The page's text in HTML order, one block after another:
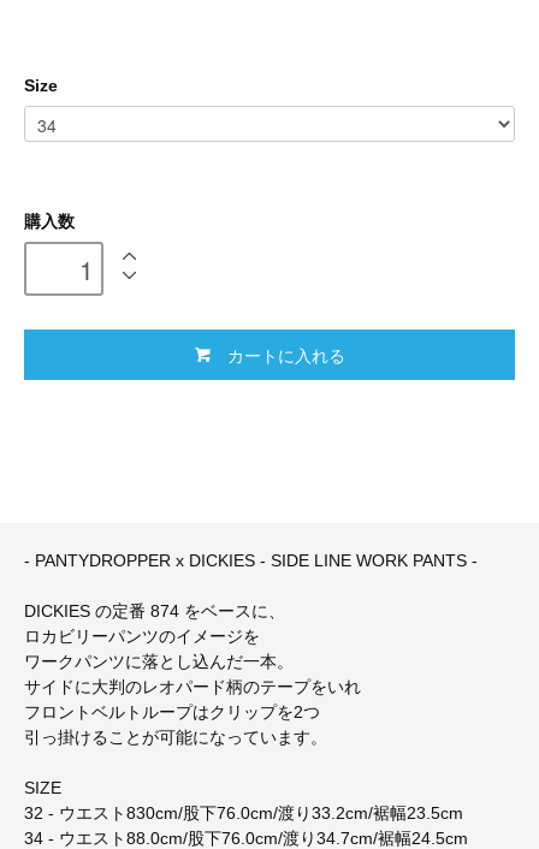
Size
購入数
カートに入れる
- PANTYDROPPER x DICKIES - SIDE LINE WORK PANTS -
DICKIES の定番 874 をベースに、
ロカビリーパンツのイメージを
ワークパンツに落とし込んだ一本。
サイドに大判のレオパード柄のテープをいれ
フロントベルトループはクリップを2つ
引っ掛けることが可能になっています。
SIZE
32 - ウエスト830cm/股下76.0cm/渡り33.2cm/裾幅23.5cm
34 - ウエスト88.0cm/股下76.0cm/渡り34.7cm/裾幅24.5cm